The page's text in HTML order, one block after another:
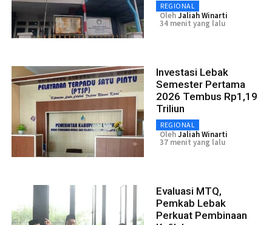
REGIONAL
OlehJaliah Winarti
34 menit yang lalu
Investasi Lebak
Semester Pertama
2026 Tembus Rp1,19
Triliun
REGIONAL
OlehJaliah Winarti
37 menit yang lalu
Evaluasi MTQ,
Pemkab Lebak
Perkuat Pembinaan